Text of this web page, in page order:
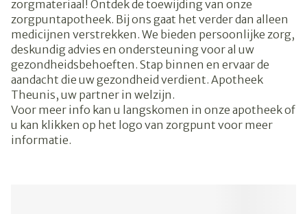
zorgmateriaal! Ontdek de toewijding van onze
zorgpuntapotheek. Bij ons gaat het verder dan alleen
medicijnen verstrekken. We bieden persoonlijke zorg,
deskundig advies en ondersteuning voor al uw
gezondheidsbehoeften. Stap binnen en ervaar de
aandacht die uw gezondheid verdient. Apotheek
Theunis, uw partner in welzijn.
Voor meer info kan u langskomen in onze apotheek of
u kan klikken op het logo van zorgpunt voor meer
informatie.